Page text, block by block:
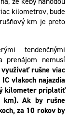
kilometrov, bude
km je preto
tendenčnými
prenájom nemusí
rušne viac
vlakoch najazdia
kilometer priplatiť
km). Ak by rušne
za 10 rokov by